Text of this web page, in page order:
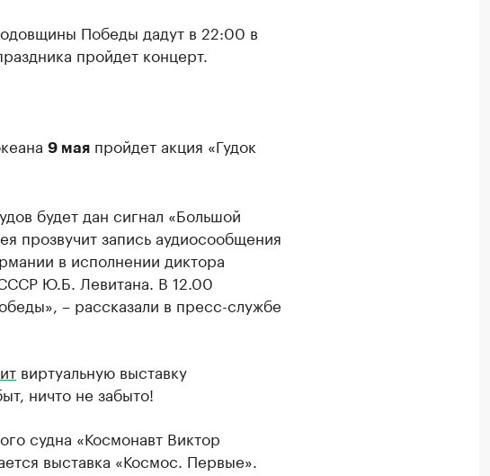
Победы дадут в 22:00 в
пройдет концерт.
9 мая пройдет акция «Гудок
будет дан сигнал «Большой
прозвучит запись аудиосообщения
в исполнении диктора
Ю.Б. Левитана. В 12.00
– рассказали в пресс-службе
виртуальную выставку
ничто не забыто!
судна «Космонавт Виктор
выставка «Космос. Первые».